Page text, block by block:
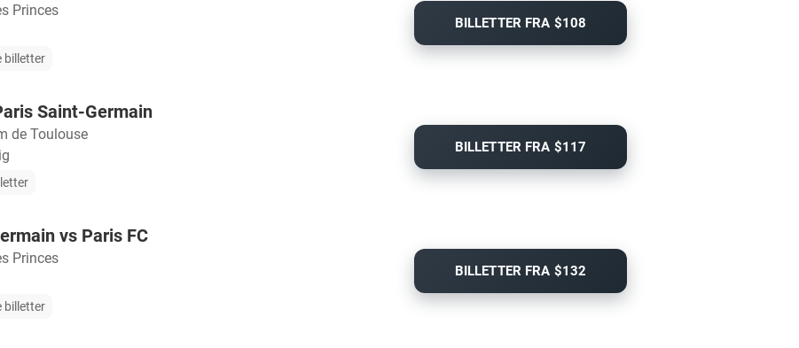
Princes
billetter
BILLETTER FRA $108
Saint-Germain
de Toulouse
BILLETTER FRA $117
vs Paris FC
Princes
billetter
BILLETTER FRA $132